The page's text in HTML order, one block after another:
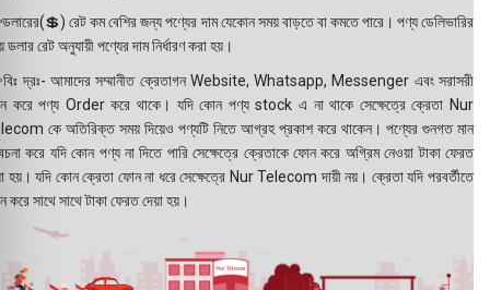
রেট কম বেশির জন্য পণ্যের দাম যেকোন সময় বাড়তে বা কমতে পারে। পণ্য ডেলিভারির
ডলার রেট অনুযায়ী পণ্যের দাম নির্ধারণ করা হয়।
দ্রঃ- আমাদের সম্মানীত ক্রেতাগন Website, Whatsapp, Messenger এবং সরাসরী
করে পণ্য Order করে থাকে। যদি কোন পণ্য stock এ না থাকে সেক্ষেত্রে ক্রেতা Nur
কে অতিরিক্ত সময় দিয়েও পণ্যটি নিতে আগ্রহ প্রকাশ করে থাকেন। পণ্যের গুনগত মান
করে যদি কোন পণ্য না দিতে পারি সেক্ষেত্রে ক্রেতাকে ফোন করে অগ্রিম নেওয়া টাকা ফেরত
হয়। যদি কোন ক্রেতা ফোন না ধরে সেক্ষেত্রে Nur Telecom দায়ী নয়। ক্রেতা যদি পরবর্তীতে
করে সাথে সাথে টাকা ফেরত দেয়া হয়।